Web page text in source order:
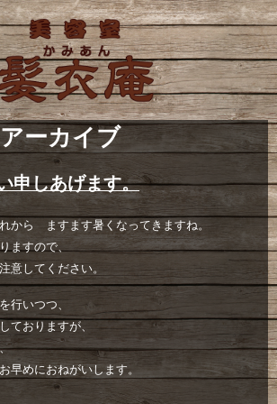
ーカイブ
申しあげます。
から ますます暑くなってきますね。
ますので、
意してください。
行いつつ、
ておりますが、
早めにおねがいします。